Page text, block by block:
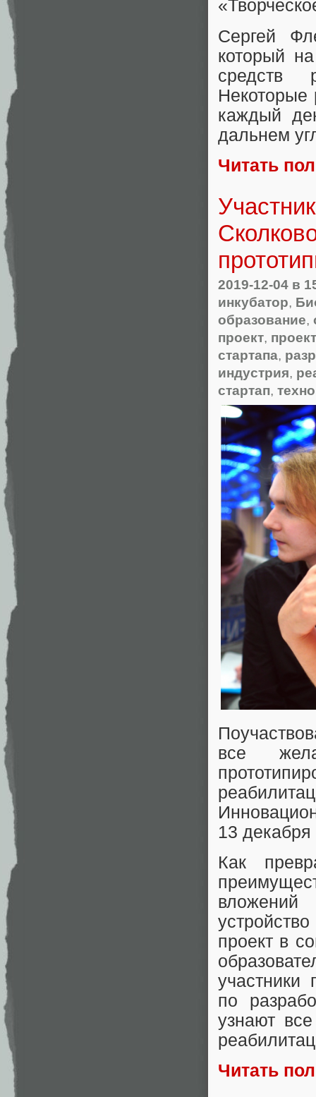
Сергей
который
средств
Некоторые
каждый
дальнем
Читать
2019-12-04 в
инкубатор,
образование,
проект,
стартапа,
индустрия,
стартап,
все
13 декабря
Как
проект в
участники
по
узнают
Читать